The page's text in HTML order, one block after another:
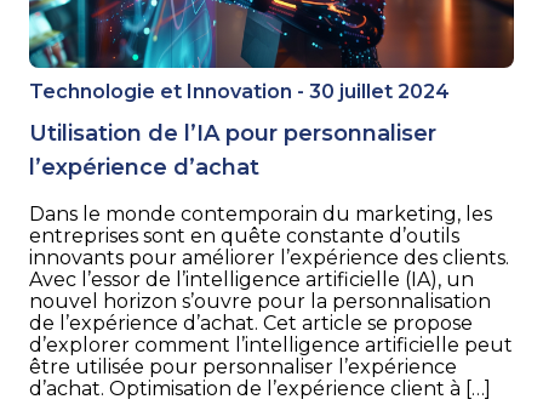
Technologie et Innovation - 30 juillet 2024
Utilisation de l’IA pour personnaliser
l’expérience d’achat
Dans le monde contemporain du marketing, les
entreprises sont en quête constante d’outils
innovants pour améliorer l’expérience des clients.
Avec l’essor de l’intelligence artificielle (IA), un
nouvel horizon s’ouvre pour la personnalisation
de l’expérience d’achat. Cet article se propose
d’explorer comment l’intelligence artificielle peut
être utilisée pour personnaliser l’expérience
d’achat. Optimisation de l’expérience client à […]